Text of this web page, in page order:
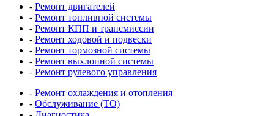
- Ремонт двигателей
- Ремонт топливной системы
- Ремонт КПП и трансмиссии
- Ремонт ходовой и подвески
- Ремонт тормозной системы
- Ремонт выхлопной системы
- Ремонт рулевого управления
- Ремонт охлаждения и отопления
- Обслуживание (ТО)